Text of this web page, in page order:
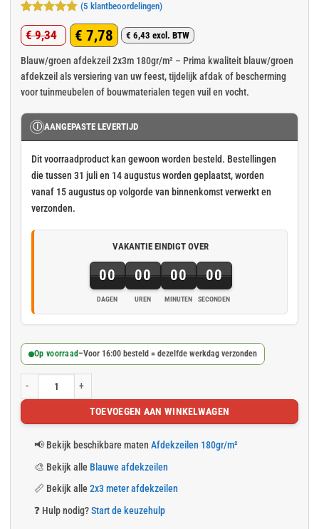
Gewaardeerd
4.8op 5
gebaseerd
op
5
klant
waarderingen
(5 klantbeoordelingen)
€9,34
Oorspronkelijke
prijs
was:
€ 7,78
Huidige
prijs
is:
€ 6,43 excl. BTW
Blauw/groen afdekzeil 2x3m 180gr/m² – Prima kwaliteit blauw/groen
afdekzeil als versiering van uw feest, tijdelijk afdak of bescherming
voor tuinmeubelen of bouwmaterialen tegen vuil en vocht.
Ⓘ AANGEPASTE LEVERTIJD
Dit voorraadproduct kan gewoon worden besteld. Bestellingen
die tussen 31 juli en 14 augustus worden geplaatst, worden
vanaf 15 augustus op volgorde van binnenkomst verwerkt en
verzonden.
VAKANTIE EINDIGT OVER
00
DAGEN
00
UREN
00
MINUTEN
00
SECONDEN
Op voorraad –Voor 16:00 besteld = dezelfde werkdag verzonden
Blauw/groen afdekzeil 2x3m 180gr/m² aantal
TOEVOEGEN AAN WINKELWAGEN
📢 Bekijk beschikbare maten Afdekzeilen 180gr/m²
🎨 Bekijk alle Blauwe afdekzeilen
📏 Bekijk alle 2x3 meter afdekzeilen
❓ Hulp nodig? Start de keuzehulp